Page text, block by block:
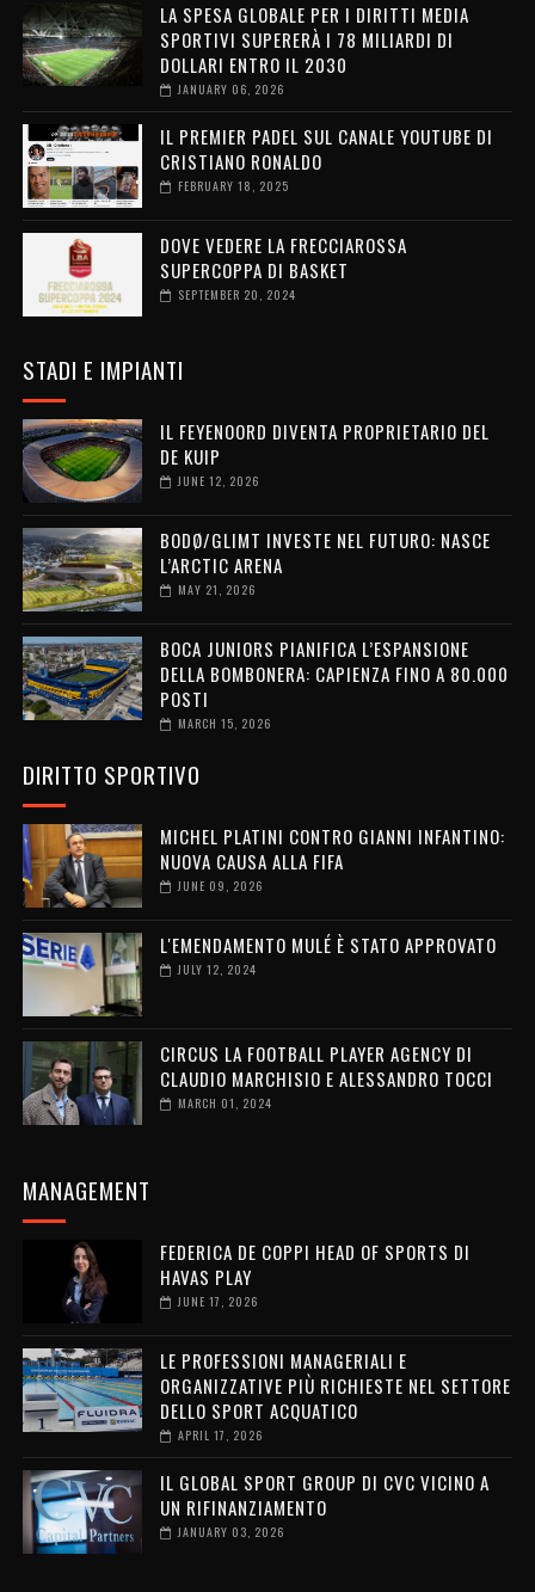
LA SPESA GLOBALE PER I DIRITTI MEDIA
SPORTIVI SUPERERÀ I 78 MILIARDI DI
DOLLARI ENTRO IL 2030
JANUARY 06, 2026
IL PREMIER PADEL SUL CANALE YOUTUBE DI
CRISTIANO RONALDO
FEBRUARY 18, 2025
DOVE VEDERE LA FRECCIAROSSA
SUPERCOPPA DI BASKET
SEPTEMBER 20, 2024
STADI E IMPIANTI
IL FEYENOORD DIVENTA PROPRIETARIO DEL
DE KUIP
JUNE 12, 2026
BODØ/GLIMT INVESTE NEL FUTURO: NASCE
L’ARCTIC ARENA
MAY 21, 2026
BOCA JUNIORS PIANIFICA L’ESPANSIONE
DELLA BOMBONERA: CAPIENZA FINO A 80.000
POSTI
MARCH 15, 2026
DIRITTO SPORTIVO
MICHEL PLATINI CONTRO GIANNI INFANTINO:
NUOVA CAUSA ALLA FIFA
JUNE 09, 2026
L'EMENDAMENTO MULÉ È STATO APPROVATO
JULY 12, 2024
CIRCUS LA FOOTBALL PLAYER AGENCY DI
CLAUDIO MARCHISIO E ALESSANDRO TOCCI
MARCH 01, 2024
MANAGEMENT
FEDERICA DE COPPI HEAD OF SPORTS DI
HAVAS PLAY
JUNE 17, 2026
LE PROFESSIONI MANAGERIALI E
ORGANIZZATIVE PIÙ RICHIESTE NEL SETTORE
DELLO SPORT ACQUATICO
APRIL 17, 2026
IL GLOBAL SPORT GROUP DI CVC VICINO A
UN RIFINANZIAMENTO
JANUARY 03, 2026